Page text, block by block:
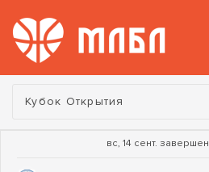
Турнир:
Кубок Открытия
вс, 14 сент. завершен